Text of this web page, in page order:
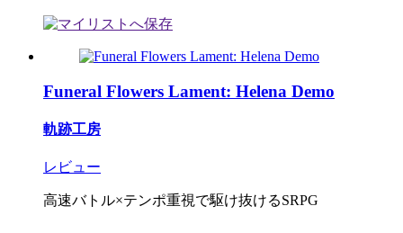
Funeral Flowers Lament: Helena Demo
軌跡工房
レビュー
高速バトル×テンポ重視で駆け抜けるSRPG